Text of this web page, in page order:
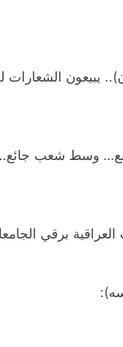
يبيعون الشعارات
وسط شعب جائع…
برقي